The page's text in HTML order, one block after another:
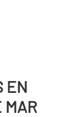
EN
MAR